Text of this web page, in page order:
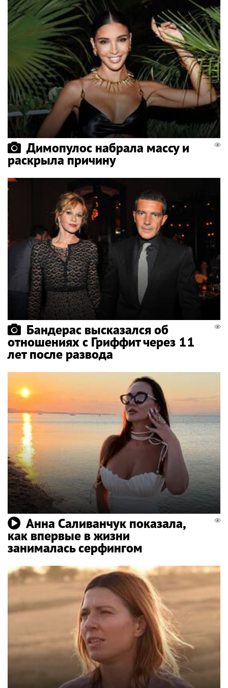
Димопулос набрала массу и
раскрыла причину
Бандерас высказался об
отношениях с Гриффит через 11
лет после развода
Анна Саливанчук показала,
как впервые в жизни
занималась серфингом